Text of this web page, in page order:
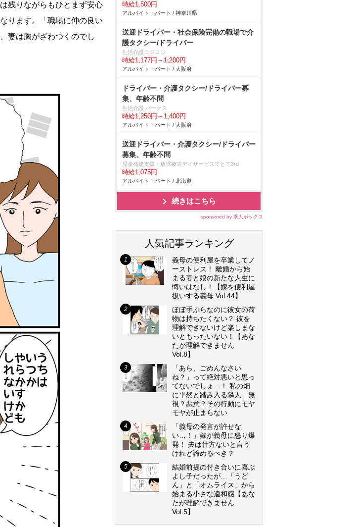
残りながらもひとまず安心
ります。「職場に仲の良い
妻は胸がざわつくのでし
時給1,500円
アルバイト・パート / 神奈川県
送迎ドライバー・社会保険完備の職場で介
護タクシー/ドライバー
生活介護コジコジ
時給1,177円～1,200円
アルバイト・パート / 大阪府
ドライバー・介護タクシー/ドライバー募
集、年齢不問
生活介護 パークス
時給1,250円～1,400円
アルバイト・パート / 大阪府
送迎ドライバー・介護タクシー/ドライバー
募集、年齢不問
児童発達支援・放課後等デイサービスてとて3rd
時給1,075円
アルバイト・パート / 北海道
続きはこちら
sponsored by 求人ボックス
人気記事ランキング
義母の便利屋を卒業してノ
ーストレス！ 離婚から始
まる妻と娘の新たな人生に
悔いはなし！【嫁を便利屋
扱いする義母 Vol.44】
ほぼ手ぶらなのに彼女の荷
物は持ちたくない？ 彼を
理解できないけど楽しまな
いともったいない！【あな
たが理解できません
Vol.8】
「あら、ごめんなさい
ね？」って絶対悪いと思っ
てないでしょ…！ 私の畑
に平然と踏み入る隣人…無
視？悪意？その行動にモヤ
モヤが止まらない
「義母の発言が許せな
い…！」嫁が義母に怒り爆
発！ 夫は仕方ないと言う
けれど諦めるべき？
結婚前提の付き合いに喜ぶ
よし子だったが…「うど
ん」と「オムライス」から
始まる小さな違和感【あな
たが理解できません
Vol.5】